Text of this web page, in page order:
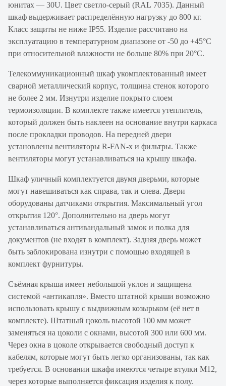
юнитах — 30U. Цвет светло-серый (RAL 7035). Данный
шкаф выдерживает распределённую нагрузку до 800 кг.
Класс защиты не ниже IP55. Изделие рассчитано на
эксплуатацию в температурном диапазоне от -50 до +45°С
при относительной влажности не больше 80% при 20°С.
Телекоммуникационный шкаф укомплектованный имеет
сварной металлический корпус, толщина стенок которого
не более 2 мм. Изнутри изделие покрыто слоем
термоизоляции. В комплекте также имеется утеплитель,
который должен быть наклеен на основание внутри каркаса
после прокладки проводов. На передней двери
установлены вентиляторы R-FAN-x и фильтры. Также
вентиляторы могут устанавливаться на крышу шкафа.
Шкаф уличный комплектуется двумя дверьми, которые
могут навешиваться как справа, так и слева. Двери
оборудованы датчиками открытия. Максимальный угол
открытия 120°. Дополнительно на дверь могут
устанавливаться антивандальный замок и полка для
документов (не входят в комплект). Задняя дверь может
быть заблокирована изнутри с помощью входящей в
комплект фурнитуры.
Съёмная крыша имеет небольшой уклон и защищена
системой «антикапля». Вместо штатной крыши возможно
использовать крышу с выдвижным козырьком (её нет в
комплекте). Штатный цоколь высотой 100 мм может
заменяться на цоколи с окнами, высотой 300 или 600 мм.
Через окна в цоколе открывается свободный доступ к
кабелям, которые могут быть легко организованы, так как
требуется. В основании шкафа имеются четыре втулки М12,
через которые выполняется фиксация изделия к полу.